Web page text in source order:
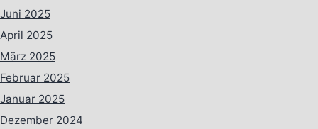
Juni 2025
April 2025
März 2025
Februar 2025
Januar 2025
Dezember 2024